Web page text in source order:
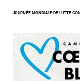
des
en
Asie
du
sud
est
JOURNÉE MONDIALE DE LUTTE